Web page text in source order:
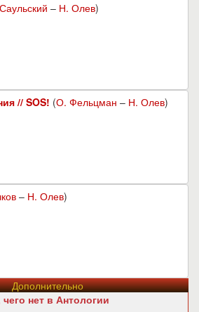
– Н. Олев)
// SOS! (О. Фельцман – Н. Олев)
– Н. Олев)
Дополнительно
чего нет в Антологии